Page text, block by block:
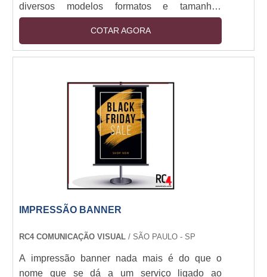
diversos modelos formatos e tamanhos
diferentes. Eles podem ser utilizados para
impressão de: Lona (brilho ou fosca), Papel,
Tecido.Dependendo do projeto, o material é
distância, quando fixados em locais
estratégicos.Aplicação dos bannersO banner
comercial é essencial para divulgar marcas e
serviços de empresas, ass....
COTAR AGORA
IMPRESSÃO BANNER
RC4 COMUNICAÇÃO VISUAL / SÃO PAULO - SP
A impressão banner nada mais é do que o
nome que se dá a um serviço ligado ao